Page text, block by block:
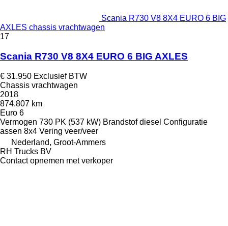
Scania R730 V8 8X4 EURO 6 BIG
AXLES chassis vrachtwagen
17
Scania R730 V8 8X4 EURO 6 BIG AXLES
€ 31.950 Exclusief BTW
Chassis vrachtwagen
2018
874.807 km
Euro 6
Vermogen 730 PK (537 kW) Brandstof diesel Configuratie
assen 8x4 Vering veer/veer
Nederland, Groot-Ammers
RH Trucks BV
Contact opnemen met verkoper